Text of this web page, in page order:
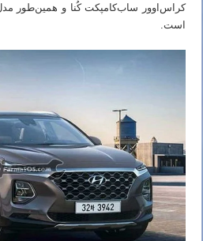
کراس‌اوور ساب‌کامپکت کُنا و همین‌طور
است.